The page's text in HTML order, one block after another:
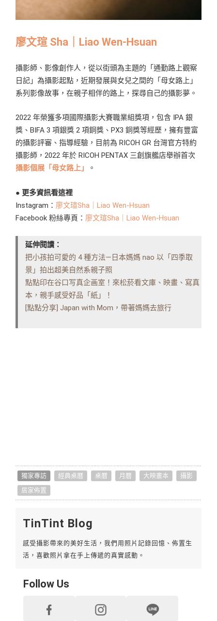
廖文瑄 Sha｜Liao Wen-Hsuan
攝影師、影像創作人，從以街頭為主題的「通勤路上觀察
日記」為攝影起點，近期發展與女兒之間的「母女路上」
系列影像故事，在親子相伴的路上，探尋自己的攝影夢。
2022 年榮獲多項國際攝影大賽職業組獎項，包含 IPA 銀
獎、BIFA 3 項銀獎 2 項銅獎、PX3 銅獎等經歷，擁有豐富
的攝影評審、指導經驗，目前為 RICOH GR 台灣官方特約
攝影師，2022 年於 RICOH PENTAX 三創旗艦店舉辦首次
攝影個展「母女路上」
。
● 更多資訊看這裡
Instagram： 廖文瑄Sha｜Liao Wen-Hsuan
Facebook 粉絲專頁： 廖文瑄Sha｜Liao Wen-Hsuan
延伸閱讀：
把小孩拍可愛的 4 種方法—日本媽媽 nao 以「四季取
景」拍出超美自然系親子照
點點印在谷口写真企画室！來松菸看文庫、映畫、寫真
本，親手感受好品「紙」！
[點點分享] Japan with Mom，帶著媽媽去旅行
獨家專訪 經典桌曆 桌曆 月曆 大映畫本
攝影
居家佈置
TinTint Blog
感受攝影帶來的美好生活，我們用照片記錄回憶、佈置生
活，喜歡照片拿在手上傳遞的真實感動。
Follow Us